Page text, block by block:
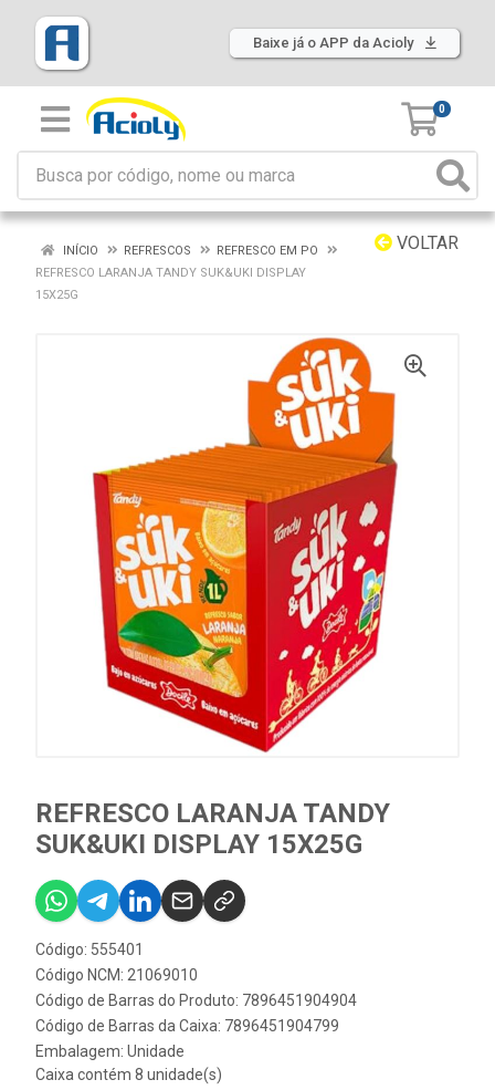
Baixe já o APP da Acioly
0
VOLTAR
INÍCIO REFRESCOS
REFRESCO EM PO
REFRESCO LARANJA TANDY SUK&UKI DISPLAY
15X25G
REFRESCO LARANJA TANDY
SUK&UKI DISPLAY 15X25G
Código: 555401
Código NCM: 21069010
Código de Barras do Produto: 7896451904904
Código de Barras da Caixa: 7896451904799
Embalagem: Unidade
Caixa contém 8 unidade(s)